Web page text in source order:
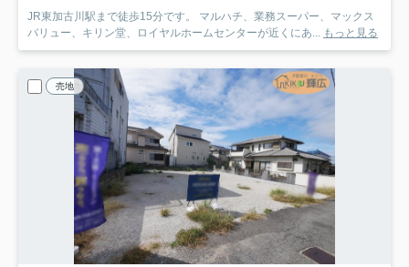
JR東加古川駅まで徒歩15分です。 マルハチ、業務スーパー、マックス
バリュー、キリン堂、ロイヤルホームセンターが近くにあ... もっと見る
売地